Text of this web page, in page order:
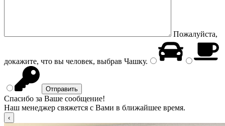
Пожалуйста,
докажите, что вы человек, выбрав Чашку.
Спасибо за Ваше сообщение!
Наш менеджер свяжется с Вами в ближайшее время.